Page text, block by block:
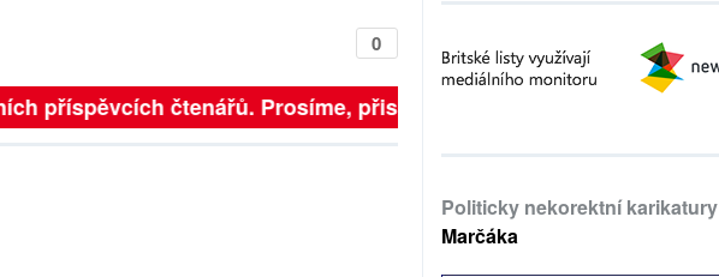
0
příspěvcích čtenářů. Prosíme, přispějte. ➥
Politicky nekorektní karikatury
Marčáka